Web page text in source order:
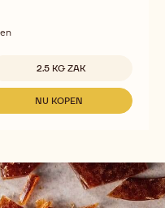
maten
2.5 KG ZAK
NU KOPEN
-